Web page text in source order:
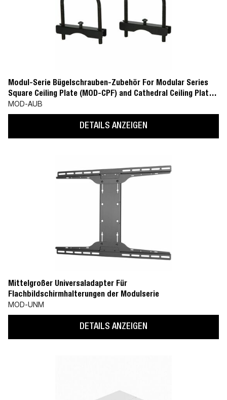
Modul-Serie Bügelschrauben-Zubehör For Modular Series
Square Ceiling Plate (MOD-CPF) and Cathedral Ceiling Plate
(MOD-CPC)
MOD-AUB
DETAILS ANZEIGEN
Mittelgroßer Universaladapter Für
Flachbildschirmhalterungen der Modulserie
MOD-UNM
DETAILS ANZEIGEN